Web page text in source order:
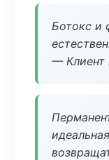
Ботокс и
— Клиент